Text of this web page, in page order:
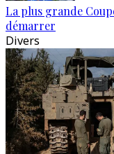
La plus grande
démarrer
Divers